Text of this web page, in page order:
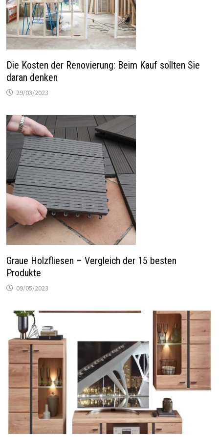
Die Kosten der Renovierung: Beim Kauf sollten Sie
daran denken
29/03/2023
Graue Holzfliesen – Vergleich der 15 besten
Produkte
09/05/2023